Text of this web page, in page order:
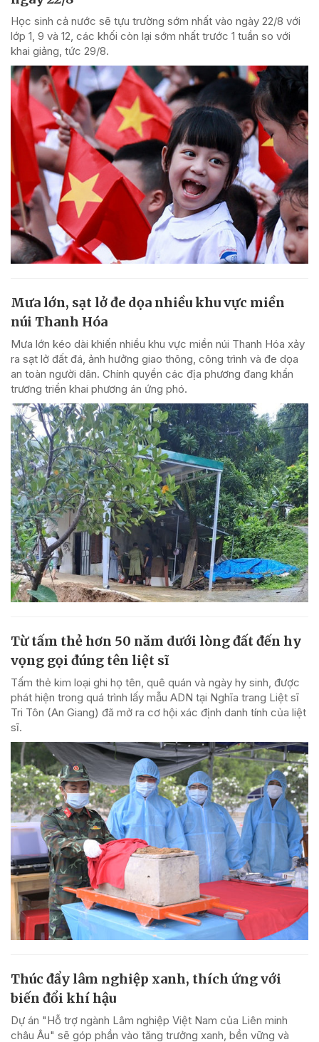
Học sinh cả nước sẽ tựu trường sớm nhất vào ngày 22/8 với
lớp 1, 9 và 12, các khối còn lại sớm nhất trước 1 tuần so với
khai giảng, tức 29/8.
Mưa lớn, sạt lở đe dọa nhiều khu vực miền
núi Thanh Hóa
Mưa lớn kéo dài khiến nhiều khu vực miền núi Thanh Hóa xảy
ra sạt lở đất đá, ảnh hưởng giao thông, công trình và đe dọa
an toàn người dân. Chính quyền các địa phương đang khẩn
trương triển khai phương án ứng phó.
Từ tấm thẻ hơn 50 năm dưới lòng đất đến hy
vọng gọi đúng tên liệt sĩ
Tấm thẻ kim loại ghi họ tên, quê quán và ngày hy sinh, được
phát hiện trong quá trình lấy mẫu ADN tại Nghĩa trang Liệt sĩ
Tri Tôn (An Giang) đã mở ra cơ hội xác định danh tính của liệt
sĩ.
Thúc đẩy lâm nghiệp xanh, thích ứng với
biến đổi khí hậu
Dự án "Hỗ trợ ngành Lâm nghiệp Việt Nam của Liên minh
châu Âu" sẽ góp phần vào tăng trưởng xanh, bền vững và